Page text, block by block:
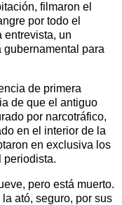
filmaron el
por todo el
entrevista, un
gubernamental para
de primera
de que el antiguo
por narcotráfico,
en el interior de la
en exclusiva los
periodista.
pero está muerto.
ató, seguro, por sus